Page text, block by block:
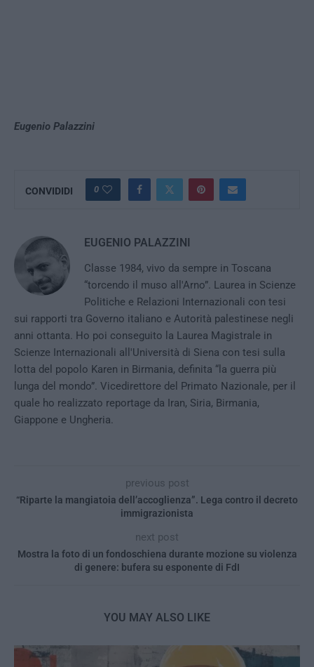
Eugenio Palazzini
CONVIDIDI 0
EUGENIO PALAZZINI
Classe 1984, vivo da sempre in Toscana
“torcendo il muso all'Arno”. Laurea in Scienze
Politiche e Relazioni Internazionali con tesi
sui rapporti tra Governo italiano e Autorità palestinese negli
anni ottanta. Ho poi conseguito la Laurea Magistrale in
Scienze Internazionali all'Università di Siena con tesi sulla
lotta del popolo Karen in Birmania, definita “la guerra più
lunga del mondo”. Vicedirettore del Primato Nazionale, per il
quale ho realizzato reportage da Iran, Siria, Birmania,
Giappone e Ungheria.
previous post
“Riparte la mangiatoia dell’accoglienza”. Lega contro il decreto
immigrazionista
next post
Mostra la foto di un fondoschiena durante mozione su violenza
di genere: bufera su esponente di FdI
YOU MAY ALSO LIKE